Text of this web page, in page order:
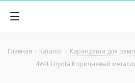
Главная - Каталог - Карандаши для
4W4 Toyota Коричневый